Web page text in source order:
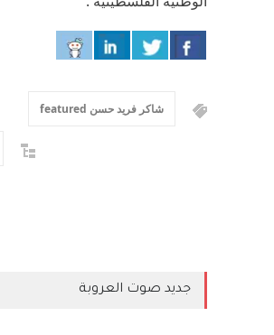
شاكر فريد حسن featured
جديد صوت العروبة